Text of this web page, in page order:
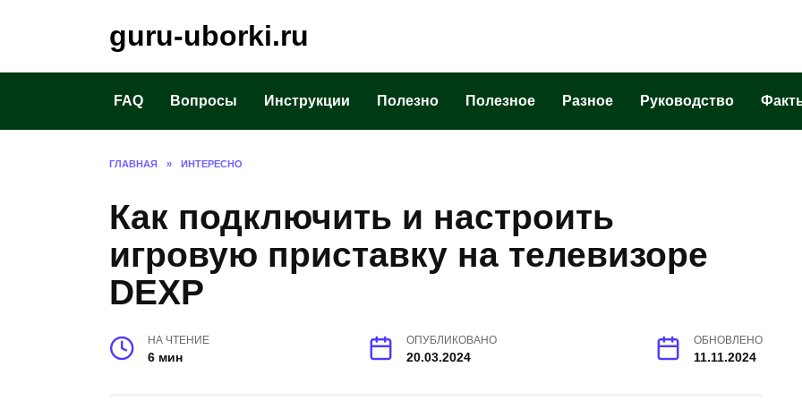
guru-uborki.ru
FAQ Вопросы Инструкции Полезно Полезное Разное Руководство
ГЛАВНАЯ » ИНТЕРЕСНО
Как подключить и настроить
игровую приставку на телевизоре
DEXP
НА ЧТЕНИЕ
6 мин
ОПУБЛИКОВАНО
20.03.2024
ОБНОВЛЕНО
11.11.2024